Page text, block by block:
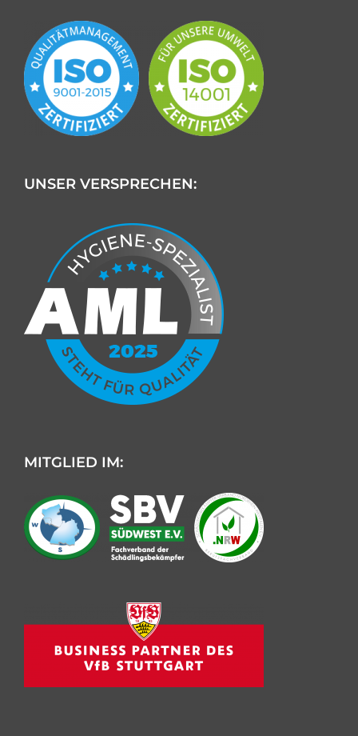
UNSER VERSPRECHEN:
MITGLIED IM:
Kundenbewertungen und Erfahrungen zu
AML Schädlingsbekämpfung